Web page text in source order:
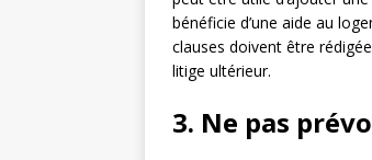
bénéficie d’une aide au
clauses doivent être
litige ultérieur.
3. Ne pas